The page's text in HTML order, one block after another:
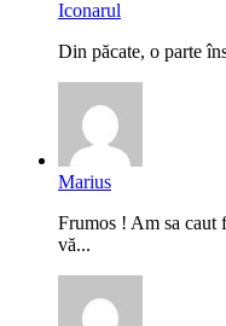
Iconarul
Din păcate, o parte
Marius
Frumos ! Am sa caut
vă...